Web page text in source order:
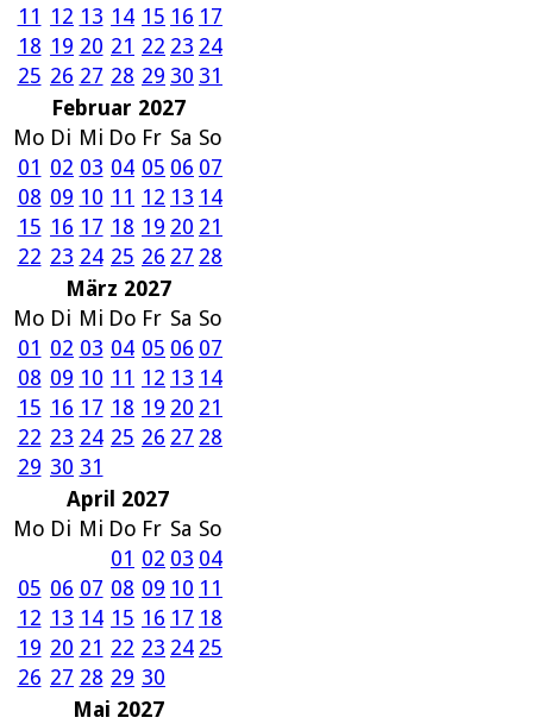
11 12 13 14 15 16 17
18 19 20 21 22 23 24
25 26 27 28 29 30 31
Februar 2027
Mo Di Mi Do Fr Sa So
01 02 03 04 05 06 07
08 09 10 11 12 13 14
15 16 17 18 19 20 21
22 23 24 25 26 27 28
März 2027
Mo Di Mi Do Fr Sa So
01 02 03 04 05 06 07
08 09 10 11 12 13 14
15 16 17 18 19 20 21
22 23 24 25 26 27 28
29 30 31
April 2027
Mo Di Mi Do Fr Sa So
01 02 03 04
05 06 07 08 09 10 11
12 13 14 15 16 17 18
19 20 21 22 23 24 25
26 27 28 29 30
Mai 2027